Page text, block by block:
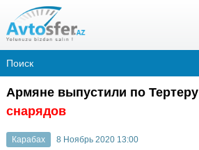
Армяне выпустили по Тертеру
снарядов
Карабах 8 Ноябрь 2020 13:00